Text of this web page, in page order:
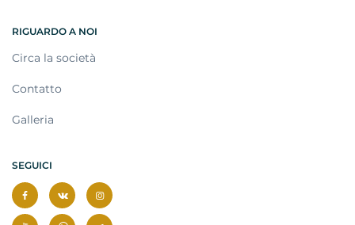
RIGUARDO A NOI
Circa la società
Contatto
Galleria
SEGUICI